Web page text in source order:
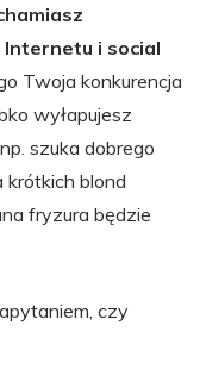
i social
Twoja konkurencja
wyłapujesz
szuka dobrego
blond
fryzura będzie
czy